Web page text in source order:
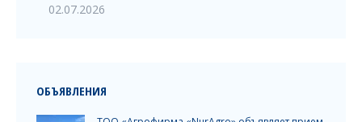
02.07.2026
ОБЪЯВЛЕНИЯ